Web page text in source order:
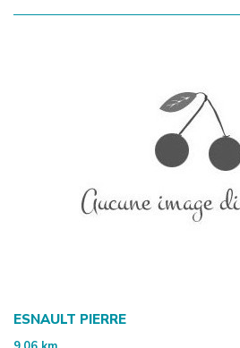
ESNAULT PIERRE